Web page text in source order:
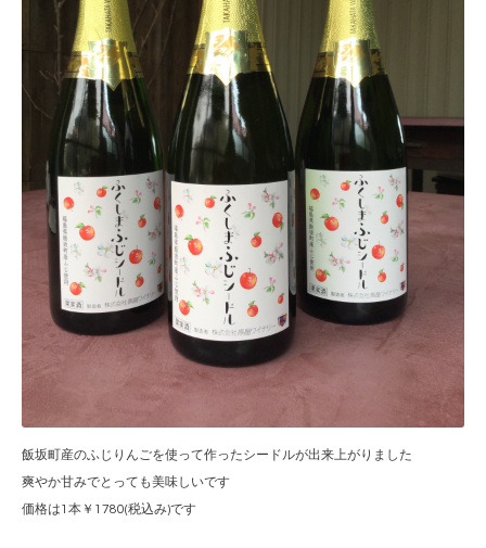
飯坂町産のふじりんごを使って作ったシードルが出来上がりました
爽やか甘みでとっても美味しいです
価格は1本￥1780(税込み)です